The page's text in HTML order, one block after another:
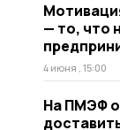
— то, что
4 июня , 15:00
На ПМЭФ